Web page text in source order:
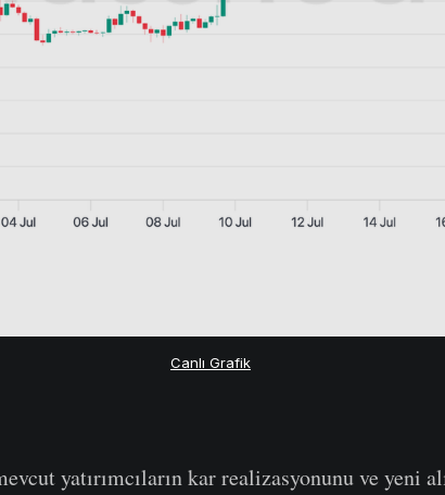
Canlı Grafik
yatırımcıların kar realizasyonunu ve yeni